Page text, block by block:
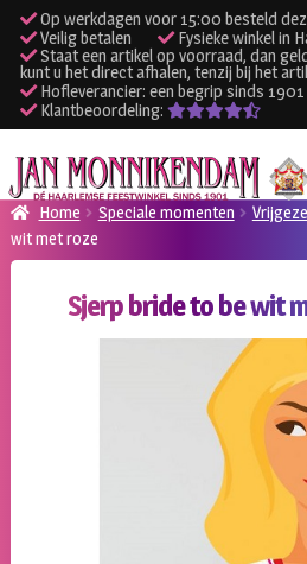
Op werkdagen voor 15:00 besteld
Veilig betalen
Fysieke winkel in
Staat een artikel op voorraad, dan
kunt u het direct afhalen, tenzij bij het
Hofleverancier: een begrip sinds 1901
Klantbeoordeling:
Ga
door
naar
navigatie
Ga
naar
de
inhoud Verhuur kleding
Verhuur apparatuur
Home Speciale momenten
wit met roze
Sjerp bride to be wit